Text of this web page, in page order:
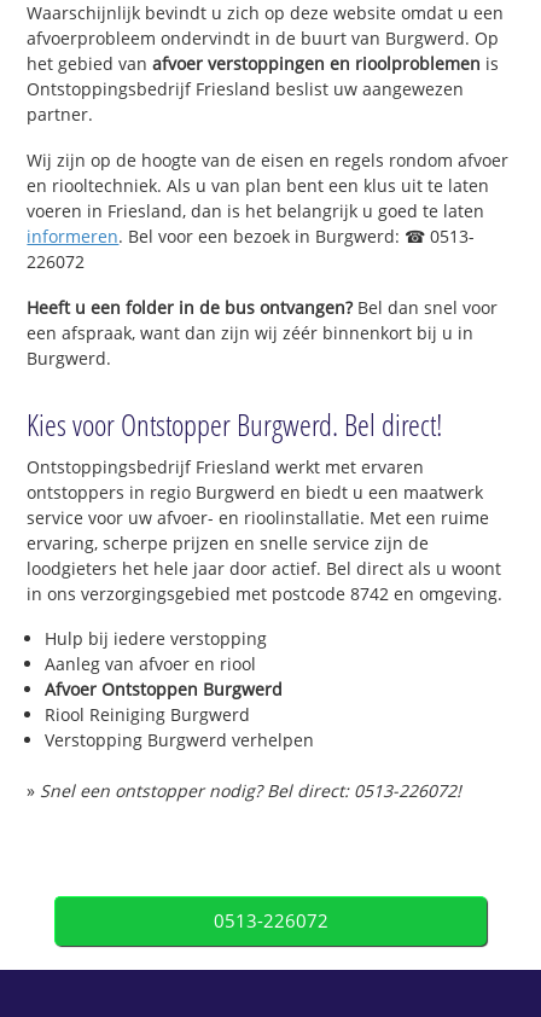
Waarschijnlijk bevindt u zich op deze website omdat u een
afvoerprobleem ondervindt in de buurt van Burgwerd. Op
het gebied vanafvoer verstoppingen en rioolproblemen is
Ontstoppingsbedrijf Friesland beslist uw aangewezen
partner.
Wij zijn op de hoogte van de eisen en regels rondom afvoer
en riooltechniek. Als u van plan bent een klus uit te laten
voeren in Friesland, dan is het belangrijk u goed te laten
informeren. Bel voor een bezoek in Burgwerd: ☎ 0513-
226072
Heeft u een folder in de bus ontvangen?Bel dan snel voor
een afspraak, want dan zijn wij zéér binnenkort bij u in
Burgwerd.
Kies voor Ontstopper Burgwerd. Bel direct!
Ontstoppingsbedrijf Friesland werkt met ervaren
ontstoppers in regio Burgwerd en biedt u een maatwerk
service voor uw afvoer- en rioolinstallatie. Met een ruime
ervaring, scherpe prijzen en snelle service zijn de
loodgieters het hele jaar door actief. Bel direct als u woont
in ons verzorgingsgebied met postcode 8742 en omgeving.
Hulp bij iedere verstopping
Aanleg van afvoer en riool
Afvoer Ontstoppen Burgwerd
Riool Reiniging Burgwerd
Verstopping Burgwerd verhelpen
» Snel een ontstopper nodig? Bel direct: 0513-226072!
0513-226072